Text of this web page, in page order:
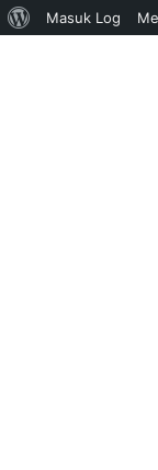
Tentang
Masuk Log